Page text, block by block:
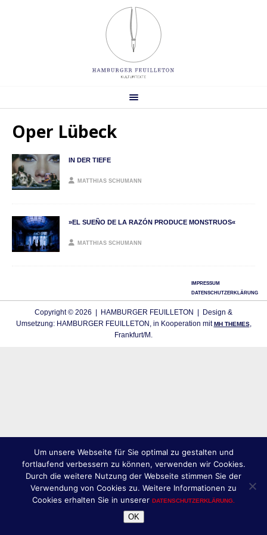
Oper Lübeck
IN DER TIEFE
MATTHIAS SCHUMANN
»EL SUEÑO DE LA RAZÓN PRODUCE MONSTRUOS«
MATTHIAS SCHUMANN
IMPRESSUM
DATENSCHUTZERKLÄRUNG
Copyright © 2026 | HAMBURGER FEUILLETON | Design &
Umsetzung: HAMBURGER FEUILLETON, in Kooperation mitMH THEMES,
Frankfurt/M.
Um unsere Webseite für Sie optimal zu gestalten und
fortlaufend verbessern zu können, verwenden wir Cookies.
Durch die weitere Nutzung der Webseite stimmen Sie der
Verwendung von Cookies zu. Weitere Informationen zu
Cookies erhalten Sie in unserer DATENSCHUTZERKLÄRUNG.
OK